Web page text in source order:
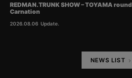
REDMAN.TRUNK SHOW – TOYAMA round
Carnation
2026.08.06 Update.
NEWS LIST